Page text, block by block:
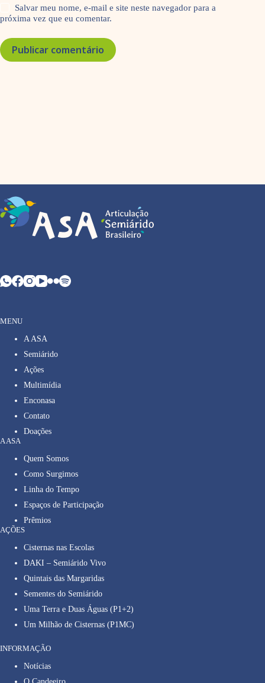
Salvar meu nome, e-mail e site neste navegador para a
próxima vez que eu comentar.
Publicar comentário
MENU
A ASA
Semiárido
Ações
Multimídia
Enconasa
Contato
Doações
A ASA
Quem Somos
Como Surgimos
Linha do Tempo
Espaços de Participação
Prêmios
AÇÕES
Cisternas nas Escolas
DAKI – Semiárido Vivo
Quintais das Margaridas
Sementes do Semiárido
Uma Terra e Duas Águas (P1+2)
Um Milhão de Cisternas (P1MC)
INFORMAÇÃO
Notícias